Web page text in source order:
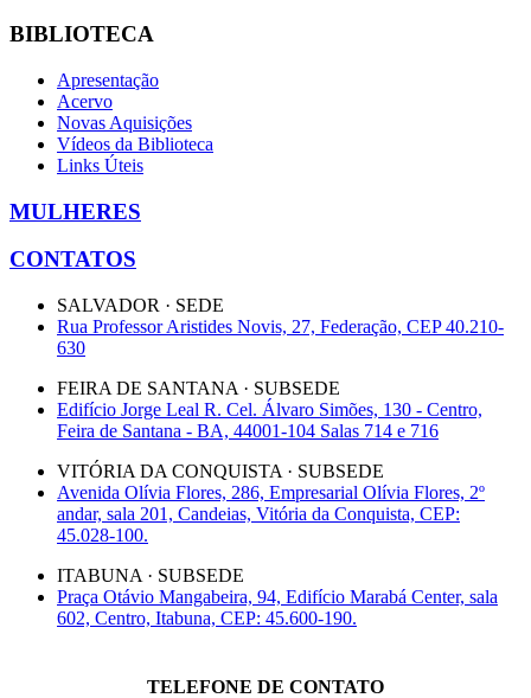
BIBLIOTECA
Apresentação
Acervo
Novas Aquisições
Vídeos da Biblioteca
Links Úteis
MULHERES
CONTATOS
SALVADOR · SEDE
Rua Professor Aristides Novis, 27, Federação, CEP 40.210-
630
FEIRA DE SANTANA · SUBSEDE
Edifício Jorge Leal R. Cel. Álvaro Simões, 130 - Centro,
Feira de Santana - BA, 44001-104 Salas 714 e 716
VITÓRIA DA CONQUISTA · SUBSEDE
Avenida Olívia Flores, 286, Empresarial Olívia Flores, 2º
andar, sala 201, Candeias, Vitória da Conquista, CEP:
45.028-100.
ITABUNA · SUBSEDE
Praça Otávio Mangabeira, 94, Edifício Marabá Center, sala
602, Centro, Itabuna, CEP: 45.600-190.
TELEFONE DE CONTATO